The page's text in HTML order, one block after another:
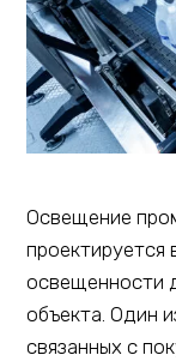
Освещение
проектируется
освещенности
объекта. Один
связанных с